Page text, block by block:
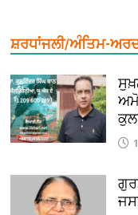
ਸ਼ਰਧਾਂਜਲੀ/ਅੰਤਿਮ-